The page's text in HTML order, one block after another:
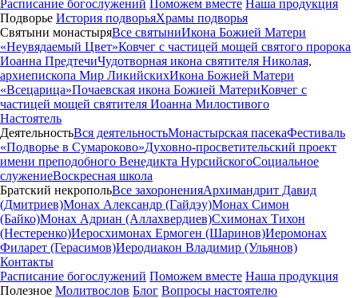
Расписание богослужений Поможем вместе Наша продукция
Подворье История подворьяХрамы подворья
Святыни монастыряВсе святыниИкона Божией Матери
«Неувядаемый Цвет»Ковчег с частицей мощей святого пророка
Иоанна ПредтечиЧудотворная икона святителя Николая,
архиепископа Мир ЛикийскихИкона Божией Матери
«Всецарица»Почаевская икона Божией МатериКовчег с
частицей мощей святителя Иоанна Милостивого
Настоятель
ДеятельностьВся деятельностьМонастырская пасекаФестиваль
«Подворье в Сумароково»Духовно-просветительский проект
имени преподобного Венедикта НурсийскогоСоциальное
служениеВоскресная школа
Братский некропольВсе захороненияАрхимандрит Давид
(Дмитриев)Монах Александр (Гайдэу)Монах Симон
(Байко)Монах Адриан (Аллахвердиев)Схимонах Тихон
(Нестеренко)Иеросхимонах Ермоген (Шаринов)Иеромонах
Филарет (Герасимов)Иеродиакон Владимир (Ульянов)
Контакты
Расписание богослужений Поможем вместе Наша продукция
Полезное Молитвослов Блог Вопросы настоятелю